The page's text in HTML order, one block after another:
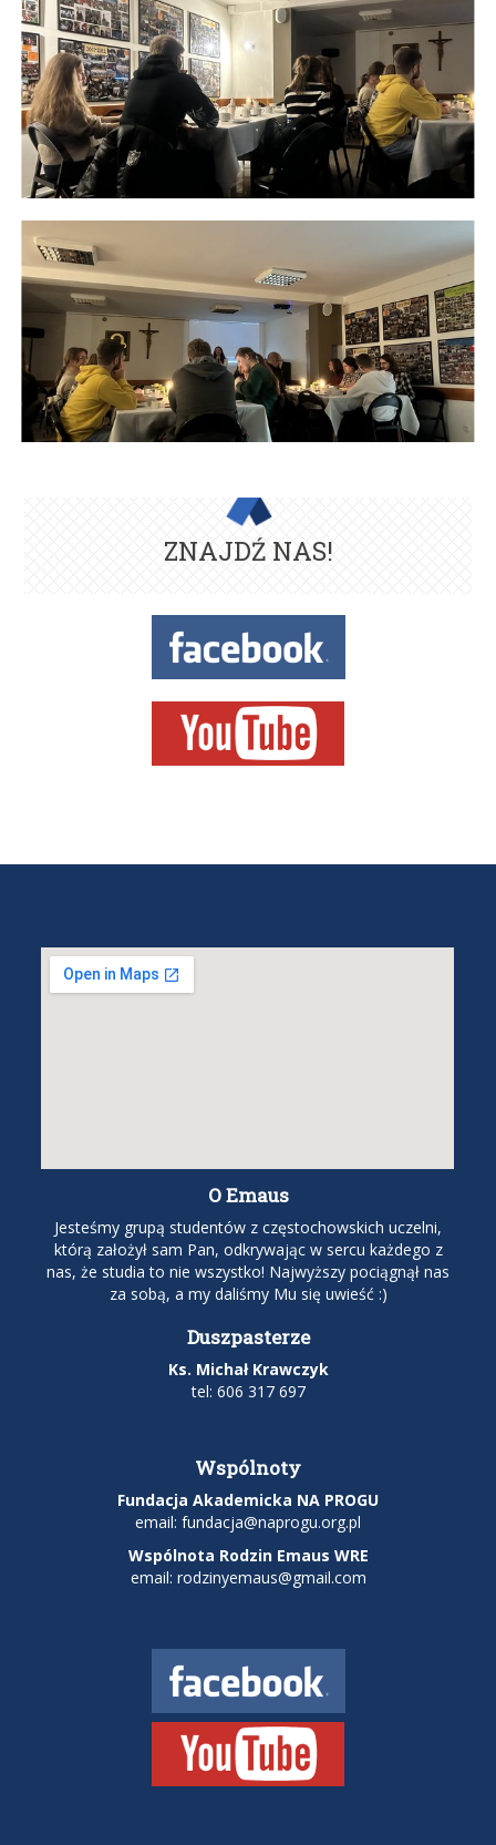
ZNAJDŹ NAS!
O Emaus
Jesteśmy grupą studentów z częstochowskich uczelni,
którą założył sam Pan, odkrywając w sercu każdego z
nas, że studia to nie wszystko! Najwyższy pociągnął nas
za sobą, a my daliśmy Mu się uwieść :)
Duszpasterze
Ks. Michał Krawczyk
tel: 606 317 697
Wspólnoty
Fundacja Akademicka NA PROGU
email: fundacja@naprogu.org.pl
Wspólnota Rodzin Emaus WRE
email: rodzinyemaus@gmail.com